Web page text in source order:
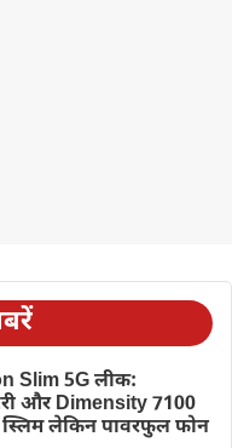
Slim 5G लीक:
और Dimensity 7100
लेकिन पावरफुल फोन